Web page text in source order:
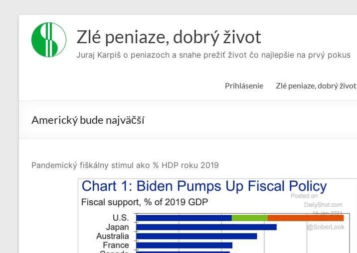
obsah
Zlé peniaze, dobrý život
Juraj Karpiš o peniazoch a snahe prežiť život čo najlepšie na prvý pokus
Prihlásenie Zlé peniaze, dobrý život
Americký bude najväčší
Pandemický fiškálny stimul ako % HDP roku 2019